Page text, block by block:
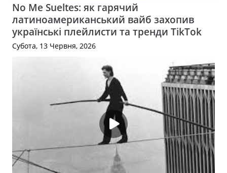
No Me Sueltes: як гарячий
латиноамериканський вайб захопив
українські плейлисти та тренди TikTok
Субота, 13 Червня, 2026